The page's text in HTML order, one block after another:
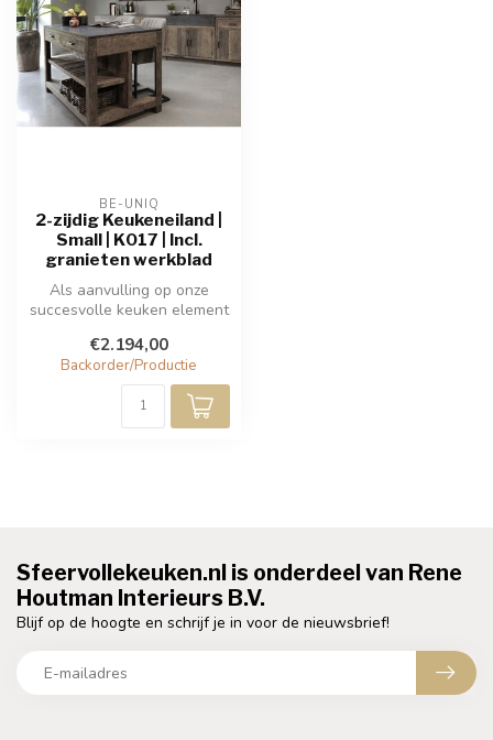
BE-UNIQ
2-zijdig Keukeneiland |
Small | K017 | Incl.
granieten werkblad
Als aanvulling op onze
succesvolle keuken element
keuken...
€2.194,00
Backorder/Productie
Sfeervollekeuken.nl is onderdeel van Rene
Houtman Interieurs B.V.
Blijf op de hoogte en schrijf je in voor de nieuwsbrief!